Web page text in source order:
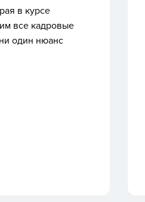
в курсе
все кадровые
один нюанс